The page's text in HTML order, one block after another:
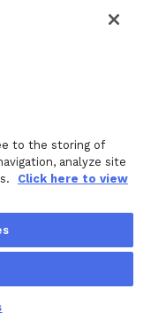
des fournisseurs
Ou, vous
des soins
fournisseurs
sur mon
Réseau de
des soins de
que vous
to the storing of
analyze site
Click here to view